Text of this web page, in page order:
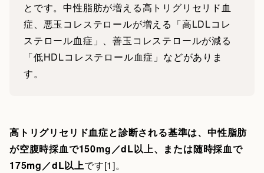
とです。中性脂肪が増える高トリグリセリド血
症、悪玉コレステロールが増える「高LDLコレ
ステロール血症」、善玉コレステロールが減る
「低HDLコレステロール血症」などがありま
す。
高トリグリセリド血症と診断される基準は、中性脂肪
が空腹時採血で150mg／dL以上、または随時採血で
175mg／dL以上です[1]。